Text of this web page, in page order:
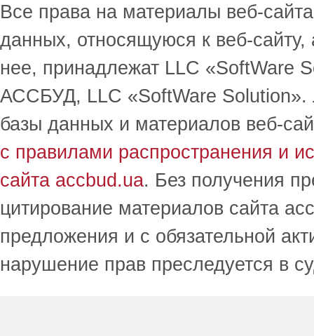
Все права на материалы веб-
данных, относящуюся к веб-
нее, принадлежат LLC
АССБУД, LLC «SoftWare Solution».
базы данных и материалов веб-
с правилами распространения и
сайта accbud.ua. Без получения
цитирование материалов сайта
предложения и с обязательной
нарушение прав преследуется в